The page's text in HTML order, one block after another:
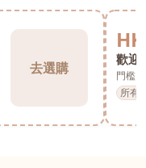
去選購
歡迎
門檻
所有